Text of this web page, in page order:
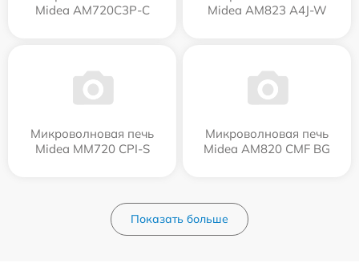
Midea AM720C3P-C
Midea AM823 A4J-W
Микроволновая печь
Midea MM720 CPI-S
Микроволновая печь
Midea AM820 CMF BG
Показать больше